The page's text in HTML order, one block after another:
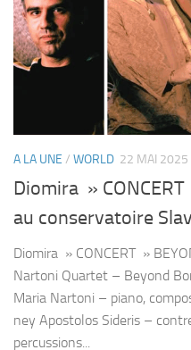
A LA UNE / WORLD 22 MAI 2025
Diomira » CONCERT
au conservatoire
Diomira » CONCERT »
Nartoni Quartet – Beyond
Maria Nartoni – piano,
ney Apostolos Sideris –
percussions...